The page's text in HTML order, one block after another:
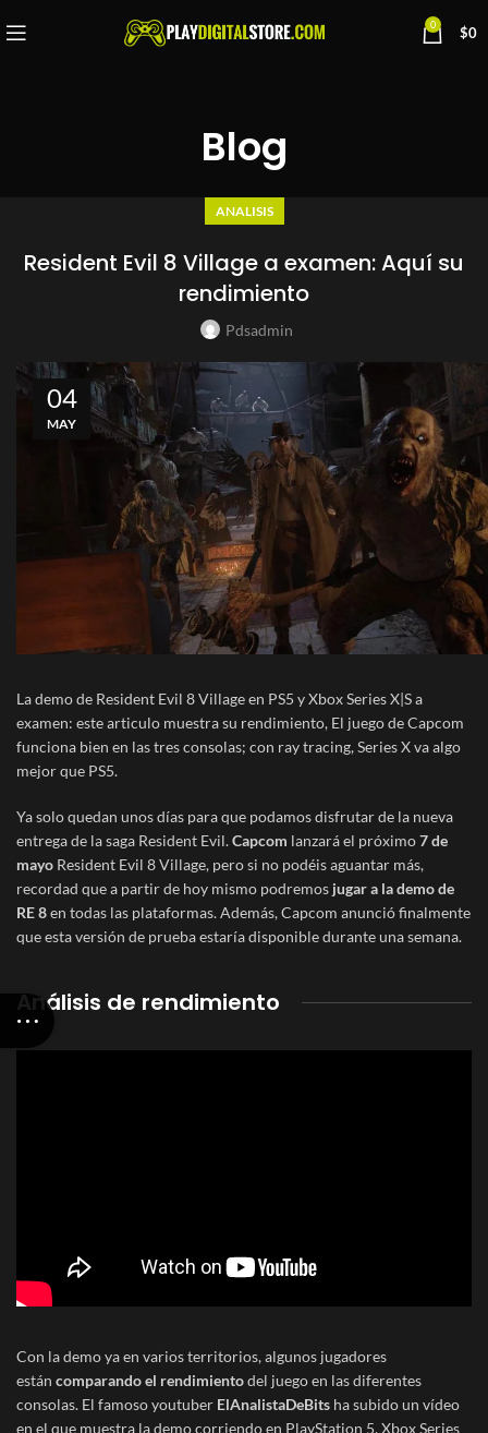
0 $0
Blog
ANALISIS
Resident Evil 8 Village a examen: Aquí su
rendimiento
Pdsadmin
04
MAY
La demo de Resident Evil 8 Village en PS5 y Xbox Series X|S a
examen: este articulo muestra su rendimiento, El juego de Capcom
funciona bien en las tres consolas; con ray tracing, Series X va algo
mejor que PS5.
Ya solo quedan unos días para que podamos disfrutar de la nueva
entrega de la saga Resident Evil.Capcom lanzará el próximo7 de
mayo Resident Evil 8 Village, pero si no podéis aguantar más,
recordad que a partir de hoy mismo podremos jugar a la demo de
RE 8en todas las plataformas. Además, Capcom anunció finalmente
que esta versión de prueba estaría disponible durante una semana.
Análisis de rendimiento
Con la demo ya en varios territorios, algunos jugadores
están comparando el rendimientodel juego en las diferentes
consolas. El famoso youtuber ElAnalistaDeBits ha subido un vídeo
en el que muestra la demo corriendo en PlayStation 5, Xbox Series